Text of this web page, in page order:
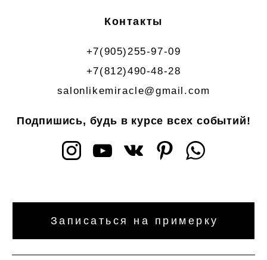
Контакты
+7(905)255-97-09
+7(812)490-48-28
salonlikemiracle@gmail.com
Подпишись, будь в курсе всех событий!
Записаться на примерку